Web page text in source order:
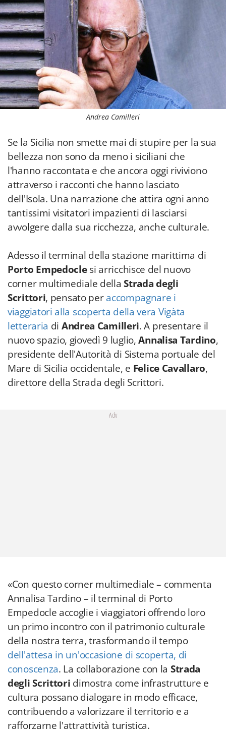
Andrea Camilleri
Se la Sicilia non smette mai di stupire per la sua
bellezza non sono da meno i siciliani che
l'hanno raccontata e che ancora oggi riviviono
attraverso i racconti che hanno lasciato
dell'Isola. Una narrazione che attira ogni anno
tantissimi visitatori impazienti di lasciarsi
avvolgere dalla sua ricchezza, anche culturale.
Adesso il terminal della stazione marittima di
Porto Empedoclesi arricchisce del nuovo
corner multimediale dellaStrada degli
Scrittori, pensato peraccompagnare i
viaggiatori alla scoperta della vera Vigàta
letteraria di Andrea Camilleri. A presentare il
nuovo spazio, giovedì 9 luglio,Annalisa Tardino,
presidente dell'Autorità di Sistema portuale del
Mare di Sicilia occidentale, e Felice Cavallaro,
direttore della Strada degli Scrittori.
Adv
«Con questo corner multimediale – commenta
Annalisa Tardino – il terminal di Porto
Empedocle accoglie i viaggiatori offrendo loro
un primo incontro con il patrimonio culturale
della nostra terra, trasformando il tempo
dell'attesa in un'occasione di scoperta, di
conoscenza. La collaborazione con la Strada
degli Scrittori dimostra come infrastrutture e
cultura possano dialogare in modo efficace,
contribuendo a valorizzare il territorio e a
rafforzarne l'attrattività turistica.